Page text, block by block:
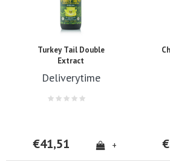
Turkey Tail Double
Extract
Deliverytime
€41,51 +